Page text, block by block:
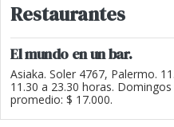
Restaurantes
El mundo en un bar.
Asiaka. Soler 4767, Palermo.
11.30 a 23.30 horas.
promedio: $ 17.000.